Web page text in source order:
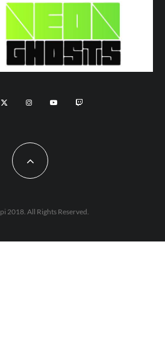
2018. All Rights Reserved.